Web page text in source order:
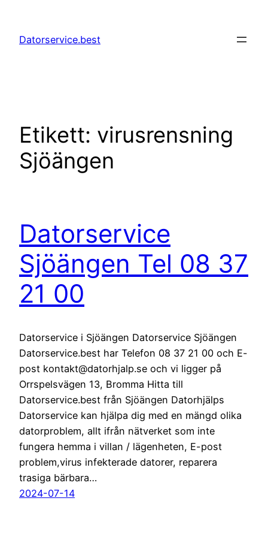
innehåll
Datorservice.best
Etikett: virusrensning
Sjöängen
Datorservice
Sjöängen Tel 08 37
21 00
Datorservice i Sjöängen Datorservice Sjöängen
Datorservice.best har Telefon 08 37 21 00 och E-
post kontakt@datorhjalp.se och vi ligger på
Orrspelsvägen 13, Bromma Hitta till
Datorservice.best från Sjöängen Datorhjälps
Datorservice kan hjälpa dig med en mängd olika
datorproblem, allt ifrån nätverket som inte
fungera hemma i villan / lägenheten, E-post
problem,virus infekterade datorer, reparera
trasiga bärbara…
2024-07-14